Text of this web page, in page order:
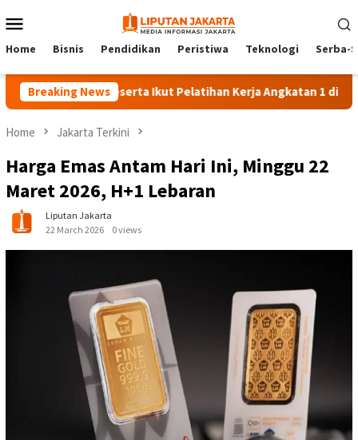
to
Menu
Home Bisnis Pendidikan Peristiwa Teknologi Serba-
Breaking News
140 Peserta Ikut Pelatihan Kerja Angkatan 1 di PPKD
Home Jakarta Terkini
Harga Emas Antam Hari Ini, Minggu 22
Maret 2026, H+1 Lebaran
Liputan Jakarta
22 March 2026
0 views